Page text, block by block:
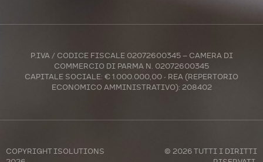
P.IVA / CODICE FISCALE 02072600345 – CAMERA DI
COMMERCIO DI PARMA N. 02072600345
CAPITALE SOCIALE: € 1.000.000,00 - REA (REPERTORIO
ECONOMICO AMMINISTRATIVO): 208402
COPYRIGHTISOLUTIONS
© 2026 TUTTI I DIRITTI